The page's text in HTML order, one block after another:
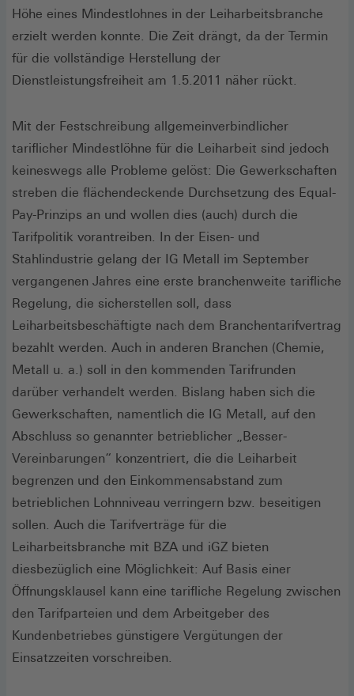
Höhe eines Mindestlohnes in der Leiharbeitsbranche
erzielt werden konnte. Die Zeit drängt, da der Termin
für die vollständige Herstellung der
Dienstleistungsfreiheit am 1.5.2011 näher rückt.
Mit der Festschreibung allgemeinverbindlicher
tariflicher Mindestlöhne für die Leiharbeit sind jedoch
keineswegs alle Probleme gelöst: Die Gewerkschaften
streben die flächendeckende Durchsetzung des Equal-
Pay-Prinzips an und wollen dies (auch) durch die
Tarifpolitik vorantreiben. In der Eisen- und
Stahlindustrie gelang der IG Metall im September
vergangenen Jahres eine erste branchenweite tarifliche
Regelung, die sicherstellen soll, dass
Leiharbeitsbeschäftigte nach dem Branchentarifvertrag
bezahlt werden. Auch in anderen Branchen (Chemie,
Metall u. a.) soll in den kommenden Tarifrunden
darüber verhandelt werden. Bislang haben sich die
Gewerkschaften, namentlich die IG Metall, auf den
Abschluss so genannter betrieblicher „Besser-
Vereinbarungen“ konzentriert, die die Leiharbeit
begrenzen und den Einkommensabstand zum
betrieblichen Lohnniveau verringern bzw. beseitigen
sollen. Auch die Tarifverträge für die
Leiharbeitsbranche mit BZA und iGZ bieten
diesbezüglich eine Möglichkeit: Auf Basis einer
Öffnungsklausel kann eine tarifliche Regelung zwischen
den Tarifparteien und dem Arbeitgeber des
Kundenbetriebes günstigere Vergütungen der
Einsatzzeiten vorschreiben.